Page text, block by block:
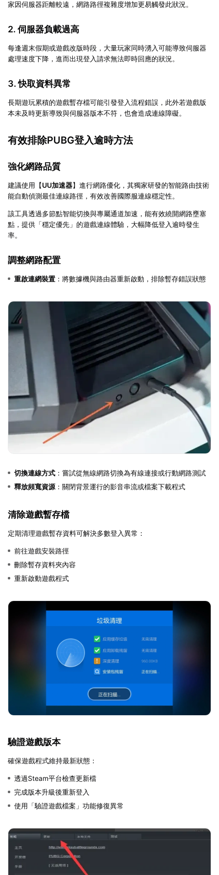
家因伺服器距離較遠，網路路徑複雜度增加更易觸發此狀況。
2. 伺服器負載過高
每逢週末假期或遊戲改版時段，大量玩家同時湧入可能導致伺服器
處理速度下降，進而出現登入請求無法即時回應的狀況。
3. 快取資料異常
長期遊玩累積的遊戲暫存檔可能引發登入流程錯誤，此外若遊戲版
本未及時更新導致與伺服器版本不符，也會造成連線障礙。
有效排除PUBG登入逾時方法
強化網路品質
建議使用【UU加速器】進行網路優化，其獨家研發的智能路由技術
能自動偵測最佳連線路徑，有效改善國際服連線穩定性。
該工具透過多節點智能切換與專屬通道加速，能有效繞開網路壅塞
點，提供「穩定優先」的遊戲連線體驗，大幅降低登入逾時發生
率。
調整網路配置
重啟連網裝置 ：將數據機與路由器重新啟動，排除暫存錯誤狀態
切換連線方式 ：嘗試從無線網路切換為有線連接或行動網路測試
釋放頻寬資源 ：關閉背景運行的影音串流或檔案下載程式
清除遊戲暫存檔
定期清理遊戲暫存資料可解決多數登入異常：
前往遊戲安裝路徑
刪除暫存資料夾內容
重新啟動遊戲程式
驗證遊戲版本
確保遊戲程式維持最新狀態：
透過Steam平台檢查更新檔
完成版本升級後重新登入
使用「驗證遊戲檔案」功能修復異常